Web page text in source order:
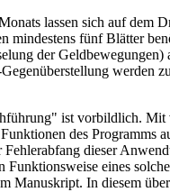
lassen sich auf dem
mindestens fünf Blätter
der Geldbewegungen)
werden
ist vorbildlich. Mit
des Programms
Fehlerabfang dieser
Funktionsweise eines
Manuskript. In diesem